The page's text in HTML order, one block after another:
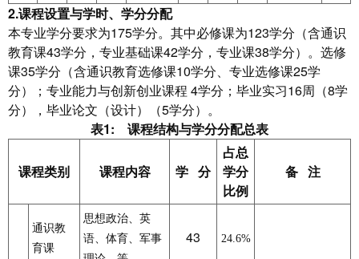
2.课程设置与学时、学分分配
本专业学分要求为175学分。其中必修课为123学分（含通识
教育课43学分，专业基础课42学分，专业课38学分）。选修
课35学分（含通识教育选修课10学分、专业选修课25学
分）；专业能力与创新创业课程 4学分；毕业实习16周（8学
分），毕业论文（设计）（5学分）。
表1: 课程结构与学分分配总表
课程类别 课程内容 学 分
占总
学分
比例
备 注
通识教
育课
思想政治、英
语、体育、军事
43 24.6%